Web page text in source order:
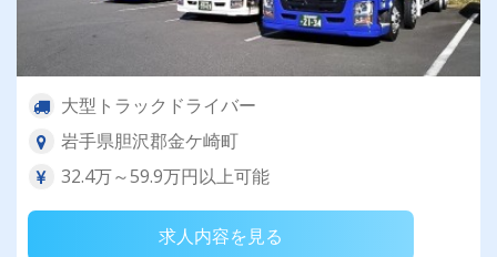
大型トラックドライバー
岩手県胆沢郡金ケ崎町
32.4万～59.9万円以上可能
求人内容を見る